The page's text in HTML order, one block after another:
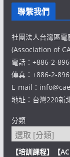
聯繫我們
社團法人台灣區
(Association of
電話：+886-2-
傳真：+886-2-
E-mail：
地址：台灣220新
分類
【培訓課程】【